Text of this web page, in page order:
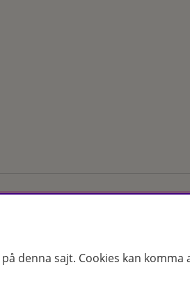
enkelt på hudoteket.se eller besök oss i
denna sajt. Cookies kan